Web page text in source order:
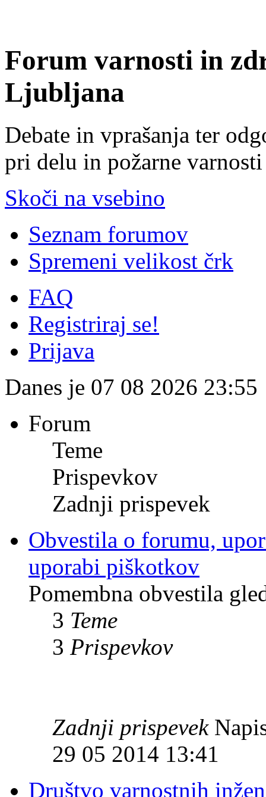
Forum varnosti in
Ljubljana
Debate in vprašanja ter
pri delu in požarne varnosti
Skoči na vsebino
Seznam forumov
Spremeni velikost črk
FAQ
Registriraj se!
Prijava
Danes je 07 08 2026 23:55
Forum
Teme
Prispevkov
Zadnji prispevek
Obvestila o forumu,
uporabi piškotkov
Pomembna obvestila
3 Teme
3 Prispevkov
Zadnji prispevek
29 05 2014 13:41
Društvo varnostnih